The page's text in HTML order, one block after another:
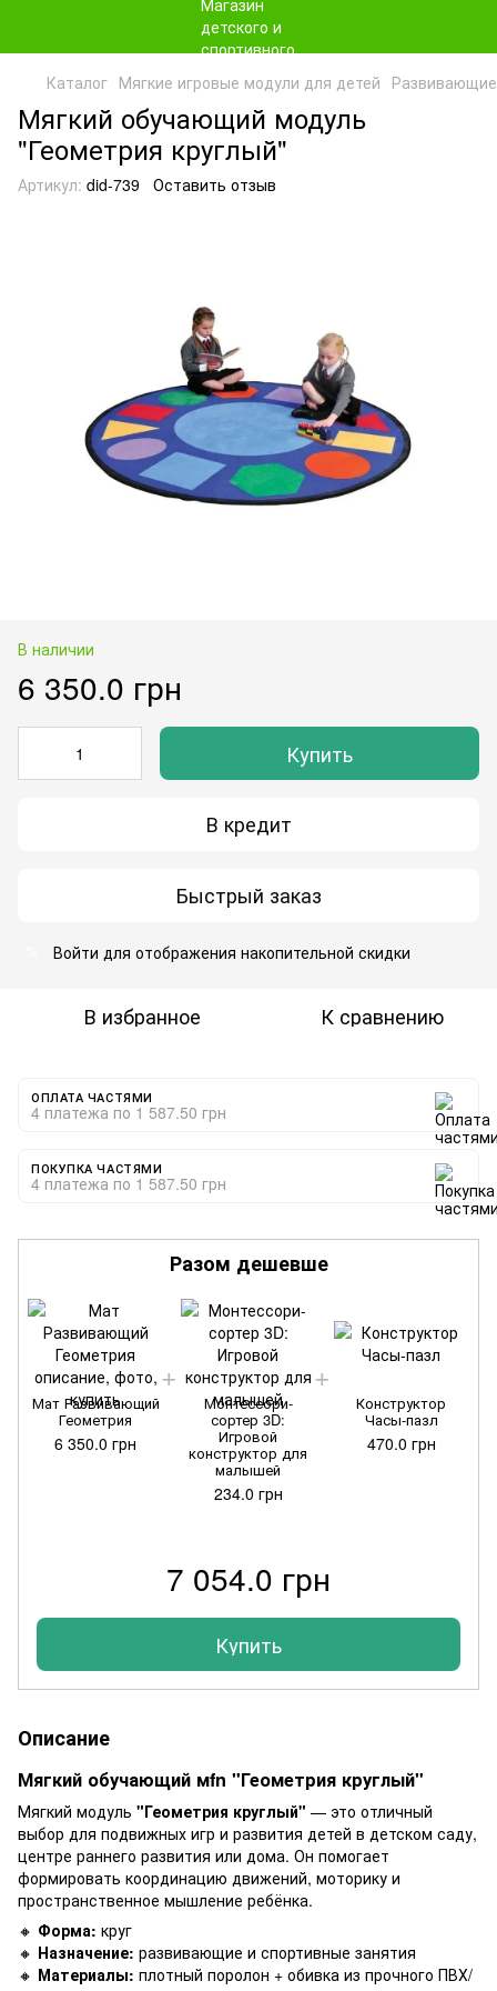
Каталог Мягкие игровые модули для детей
Мягкий обучающий модуль
"Геометрия круглый"
Артикул: did-739 Оставить отзыв
В наличии
6 350.0 грн
Купить
В кредит
Быстрый заказ
Войти для отображения накопительной скидки
В избранное К сравнению
ОПЛАТА ЧАСТЯМИ
4 платежа по 1 587.50 грн
ПОКУПКА ЧАСТЯМИ
4 платежа по 1 587.50 грн
Разом дешевше
Мат Развивающий
Геометрия
6 350.0 грн
Монтессори-
сортер 3D:
Игровой
конструктор для
малышей
234.0 грн
Конструктор
Часы-пазл
470.0 грн
7 054.0 грн
Купить
Описание
Мягкий обучающий мfn "Геометрия круглый"
Мягкий модуль "Геометрия круглый" — это отличный
выбор для подвижных игр и развития детей в детском саду,
центре раннего развития или дома. Он помогает
формировать координацию движений, моторику и
пространственное мышление ребёнка.
🔸 Форма: круг
🔸 Назначение: развивающие и спортивные занятия
🔸 Материалы: плотный поролон + обивка из прочного ПВХ/